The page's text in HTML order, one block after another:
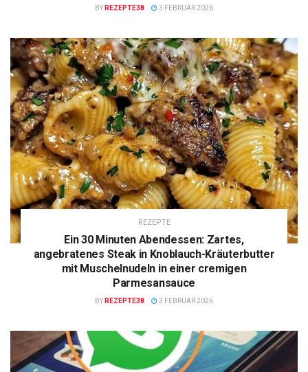
BY REZEPTE38 3 FEBRUAR 2026
REZEPTE
Ein 30 Minuten Abendessen: Zartes,
angebratenes Steak in Knoblauch-Kräuterbutter
mit Muschelnudeln in einer cremigen
Parmesansauce
BY REZEPTE38 3 FEBRUAR 2026